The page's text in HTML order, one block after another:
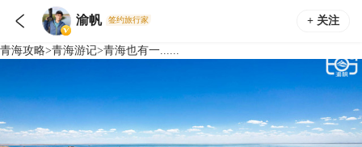
 渝帆 签约旅行家 + 关注
青海攻略>青海游记>青海也有一......